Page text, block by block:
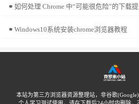
如何处理 Chrome 中“可能很危险”的下载提
Windows10系统安装chrome浏览器教程
本站为第三方浏览器资源整理站，非谷歌